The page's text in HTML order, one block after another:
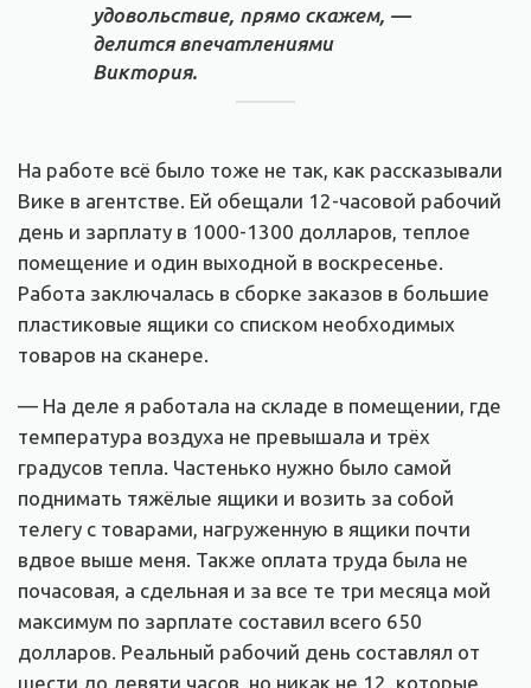
удовольствие, прямо скажем, —
делится впечатлениями
Виктория.
На работе всё было тоже не так, как рассказывали
Вике в агентстве. Ей обещали 12-часовой рабочий
день и зарплату в 1000-1300 долларов, теплое
помещение и один выходной в воскресенье.
Работа заключалась в сборке заказов в большие
пластиковые ящики со списком необходимых
товаров на сканере.
— На деле я работала на складе в помещении, где
температура воздуха не превышала и трёх
градусов тепла. Частенько нужно было самой
поднимать тяжёлые ящики и возить за собой
телегу с товарами, нагруженную в ящики почти
вдвое выше меня. Также оплата труда была не
почасовая, а сдельная и за все те три месяца мой
максимум по зарплате составил всего 650
долларов. Реальный рабочий день составлял от
шести до девяти часов, но никак не 12, которые